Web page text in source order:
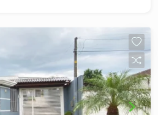
de gasolina e
ao lado da Leroy Merlin,
centro de São Leopoldo,
116. Entre em contato e
que essa oportunidade